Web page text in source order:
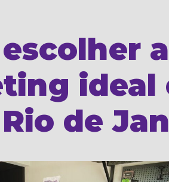
ideal
de